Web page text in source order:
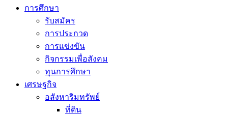
การศึกษา
รับสมัคร
การประกวด
การแข่งขัน
กิจกรรมเพื่อสังคม
ทุนการศึกษา
เศรษฐกิจ
อสังหาริมทรัพย์
ที่ดิน